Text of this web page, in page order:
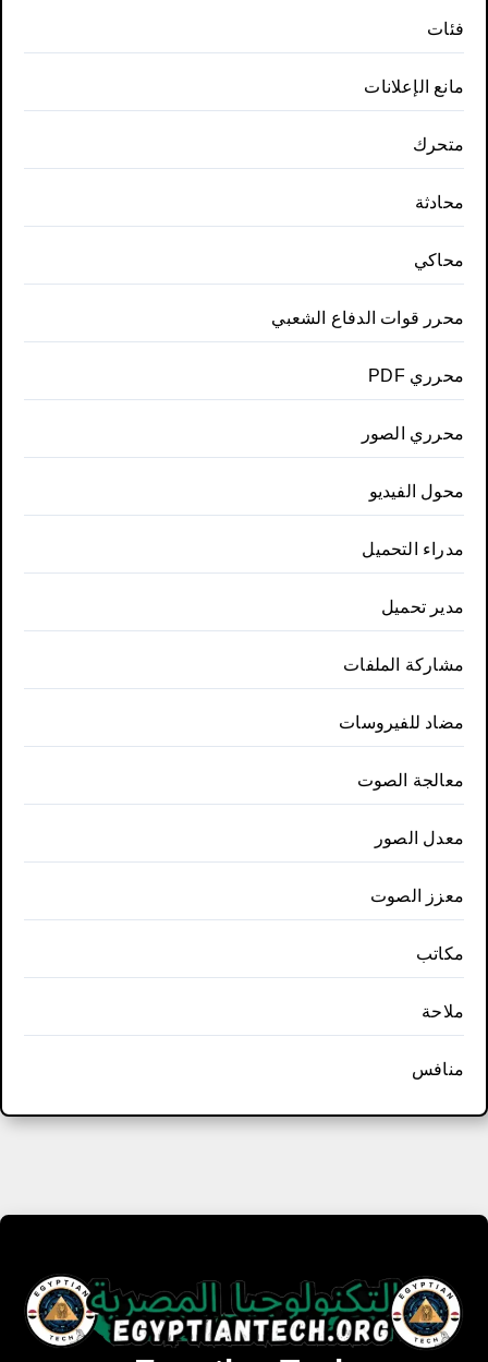
فئات
مانع الإعلانات
متحرك
محادثة
محاكي
محرر قوات الدفاع الشعبي
محرري PDF
محرري الصور
محول الفيديو
مدراء التحميل
مدير تحميل
مشاركة الملفات
مضاد للفيروسات
معالجة الصوت
معدل الصور
معزز الصوت
مكاتب
ملاحة
منافس